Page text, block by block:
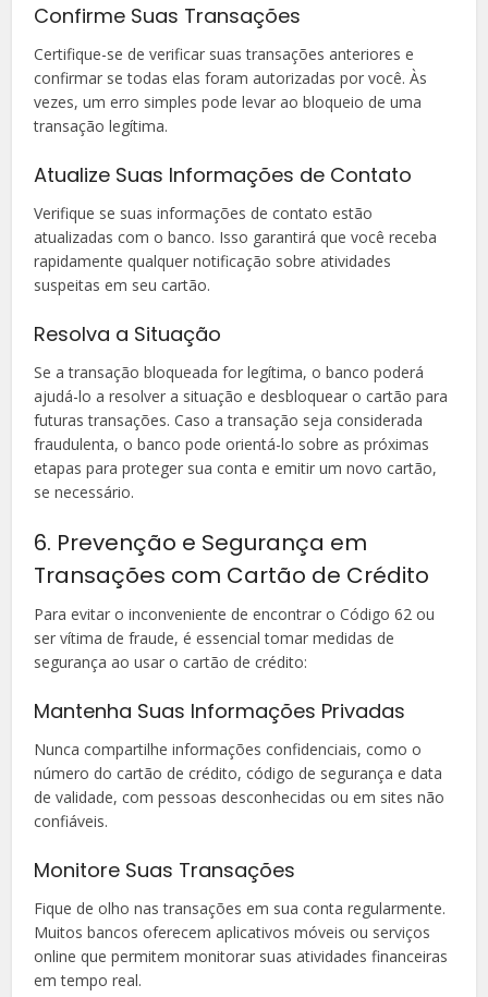
Confirme Suas Transações
Certifique-se de verificar suas transações anteriores e
confirmar se todas elas foram autorizadas por você. Às
vezes, um erro simples pode levar ao bloqueio de uma
transação legítima.
Atualize Suas Informações de Contato
Verifique se suas informações de contato estão
atualizadas com o banco. Isso garantirá que você receba
rapidamente qualquer notificação sobre atividades
suspeitas em seu cartão.
Resolva a Situação
Se a transação bloqueada for legítima, o banco poderá
ajudá-lo a resolver a situação e desbloquear o cartão para
futuras transações. Caso a transação seja considerada
fraudulenta, o banco pode orientá-lo sobre as próximas
etapas para proteger sua conta e emitir um novo cartão,
se necessário.
6. Prevenção e Segurança em
Transações com Cartão de Crédito
Para evitar o inconveniente de encontrar o Código 62 ou
ser vítima de fraude, é essencial tomar medidas de
segurança ao usar o cartão de crédito:
Mantenha Suas Informações Privadas
Nunca compartilhe informações confidenciais, como o
número do cartão de crédito, código de segurança e data
de validade, com pessoas desconhecidas ou em sites não
confiáveis.
Monitore Suas Transações
Fique de olho nas transações em sua conta regularmente.
Muitos bancos oferecem aplicativos móveis ou serviços
online que permitem monitorar suas atividades financeiras
em tempo real.